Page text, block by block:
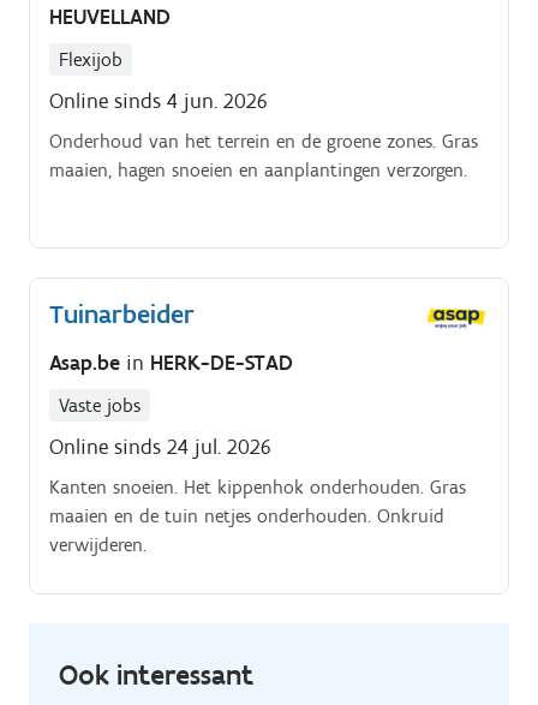
HEUVELLAND
Flexijob
Online sinds 4 jun. 2026
Onderhoud van het terrein en de groene zones. Gras
maaien, hagen snoeien en aanplantingen verzorgen.
Tuinarbeider
Asap.be in HERK-DE-STAD
Vaste jobs
Online sinds 24 jul. 2026
Kanten snoeien. Het kippenhok onderhouden. Gras
maaien en de tuin netjes onderhouden. Onkruid
verwijderen.
Ook interessant